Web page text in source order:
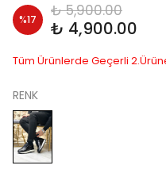
%17 ₺ 5,900.00
₺ 4,900.00
Tüm Ürünlerde Geçerli
RENK